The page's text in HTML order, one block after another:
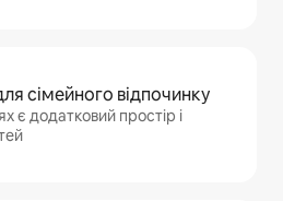
сімейного відпочинку
є додатковий простір і